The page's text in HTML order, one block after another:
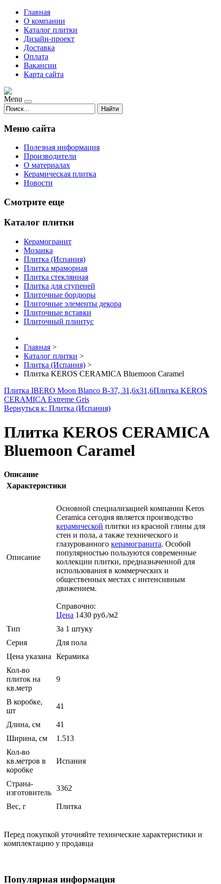
Главная
О компании
Каталог плитки
Дизайн-проект
Доставка
Оплата
Вакансии
Карта сайта
Menu
Найти
Меню сайта
Полезная информация
Производители
О материалах
Керамическая плитка
Новости
Смотрите еще
Каталог плитки
Керамогранит
Мозаика
Плитка (Испания)
Плитка мраморная
Плитка стеклянная
Плитка для ступеней
Плиточные бордюры
Плиточные элементы декора
Плиточные вставки
Плиточный плинтус
Главная >
Каталог плитки >
Плитка (Испания) >
Плитка KEROS CERAMICA Bluemoon Caramel
Плитка IBERO Moon Blanco B-37, 31,6x31,6Плитка KEROS
CERAMICA Extreme Gris
Вернуться к: Плитка (Испания)
Плитка KEROS CERAMICA
Bluemoon Caramel
Описание
Характеристики
Описание
Основной специализацией компании Keros
Ceramica сегодня является производство
керамической плитки из красной глины для
стен и пола, а также технического и
глазурованного керамогранита. Особой
популярностью пользуются современные
коллекции плитки, предназначенной для
использования в коммерческих и
общественных местах с интенсивным
движением.
Справочно:
Цена 1430 руб./м2
Тип
За 1 штуку
Серия
Для пола
Цена указана Керамика
Кол-во
плиток на
кв.метр
9
В коробке,
шт
41
Длина, см
41
Ширина, см
1.513
Кол-во
кв.метров в
коробке
Испания
Страна-
изготовитель
3362
Вес, г Плитка
Перед покупкой уточняйте технические характеристики и
комплектацию у продавца
Популярная информация